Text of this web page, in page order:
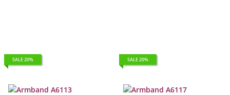
SALE 20% SALE 20%